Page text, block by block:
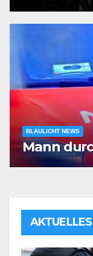
BLAULICHT NEWS
Mann
AKTUELLES